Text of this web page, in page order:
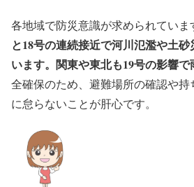
各地域で防災意識が求められていま
と18号の連続接近で河川氾濫や土
います。関東や東北も19号の影響で
全確保のため、避難場所の確認や
に怠らないことが肝心です。